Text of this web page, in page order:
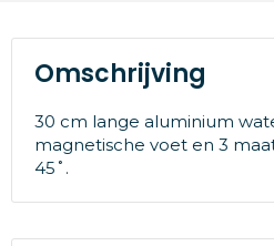
Omschrijving
30 cm lange aluminium
magnetische voet en 3
45˚.